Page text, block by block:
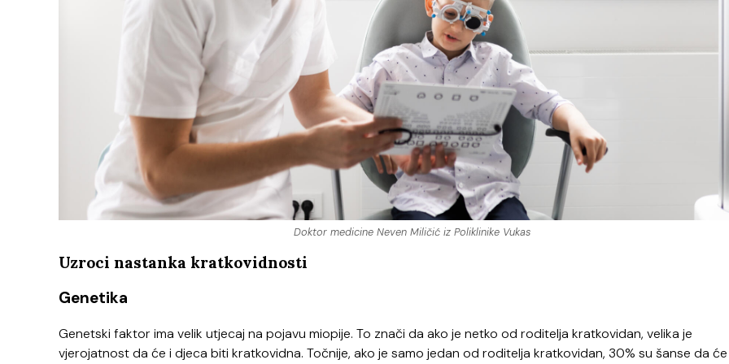
Doktor medicine Neven Miličić iz Poliklinike Vukas
Uzroci nastanka kratkovidnosti
Genetika
Genetski faktor ima velik utjecaj na pojavu miopije. To znači da ako je netko od roditelja kratkovidan, velika je
vjerojatnost da će i djeca biti kratkovidna. Točnije, ako je samo jedan od roditelja kratkovidan, 30% su šanse da